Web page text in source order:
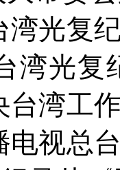
湾光复
湾光
台湾工
电视总